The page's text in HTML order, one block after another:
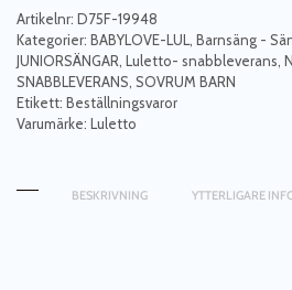
Artikelnr: D75F-19948
Kategorier: BABYLOVE-LUL Barnsäng -
JUNIORSÄNGAR Luletto- snabbleverans
SNABBLEVERANS SOVRUM BARN
Etikett: Beställningsvaror
Varumärke: Luletto
BESKRIVNING YTTERLIGARE